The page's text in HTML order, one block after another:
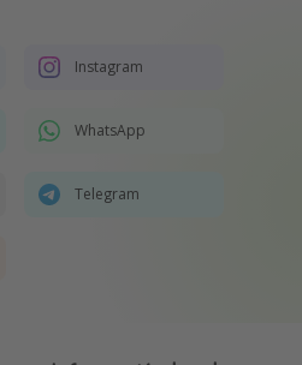
Instagram
WhatsApp
Telegram